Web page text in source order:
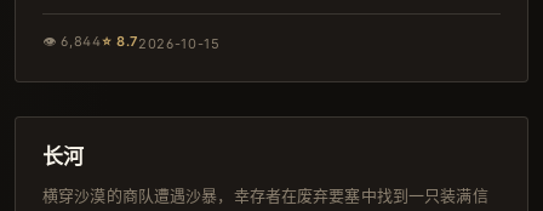
👁6,844⭐ 8.72026-10-15
杜比
长河
横穿沙漠的商队遭遇沙暴，幸存者在废弃要塞中找到一只装满信